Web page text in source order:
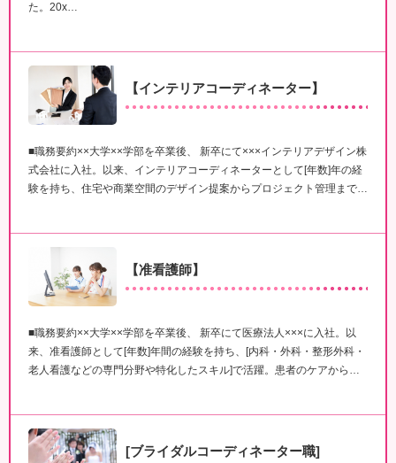
た。20x…
【インテリアコーディネーター】
■職務要約××大学××学部を卒業後、 新卒にて×××インテリアデザイン株
式会社に入社。以来、インテリアコーディネーターとして[年数]年の経
験を持ち、住宅や商業空間のデザイン提案からプロジェクト管理まで…
【准看護師】
■職務要約××大学××学部を卒業後、 新卒にて医療法人×××に入社。以
来、准看護師として[年数]年間の経験を持ち、[内科・外科・整形外科・
老人看護などの専門分野や特化したスキル]で活躍。患者のケアから…
[ブライダルコーディネーター職]